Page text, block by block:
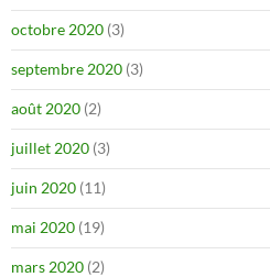
octobre 2020 (3)
septembre 2020 (3)
août 2020 (2)
juillet 2020 (3)
juin 2020 (11)
mai 2020 (19)
mars 2020 (2)